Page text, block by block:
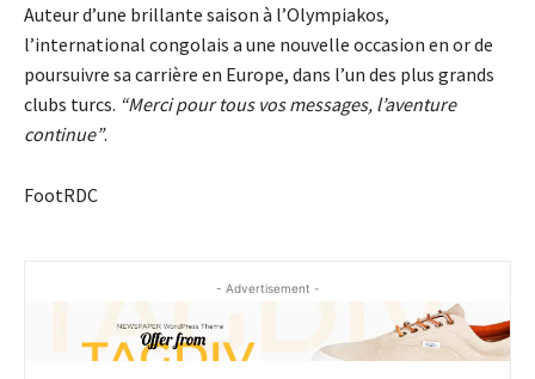
Auteur d’une brillante saison à l’Olympiakos,
l’international congolais a une nouvelle occasion en or de
poursuivre sa carrière en Europe, dans l’un des plus grands
clubs turcs. “Merci pour tous vos messages, l’aventure
continue”.
FootRDC
- Advertisement -